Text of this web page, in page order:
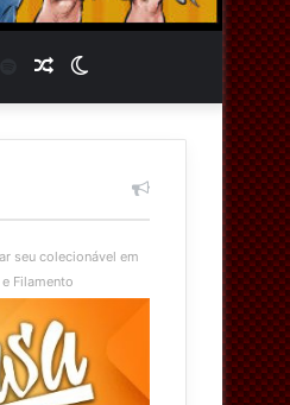
skin
Artigo
aleatório
Spotify
seu colecionável em
Filamento